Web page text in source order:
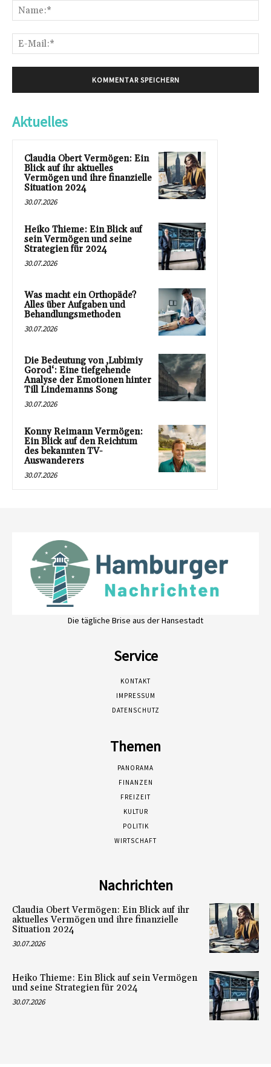
Aktuelles
Claudia Obert Vermögen: Ein
Blick auf ihr aktuelles
Vermögen und ihre finanzielle
Situation 2024
30.07.2026
Heiko Thieme: Ein Blick auf
sein Vermögen und seine
Strategien für 2024
30.07.2026
Was macht ein Orthopäde?
Alles über Aufgaben und
Behandlungsmethoden
30.07.2026
Die Bedeutung von ‚Lubimiy
Gorod‘: Eine tiefgehende
Analyse der Emotionen hinter
Till Lindemanns Song
30.07.2026
Konny Reimann Vermögen:
Ein Blick auf den Reichtum
des bekannten TV-
Auswanderers
30.07.2026
Die tägliche Brise aus der Hansestadt
Service
KONTAKT
IMPRESSUM
DATENSCHUTZ
Themen
PANORAMA
FINANZEN
FREIZEIT
KULTUR
POLITIK
WIRTSCHAFT
Nachrichten
Claudia Obert Vermögen: Ein Blick auf ihr
aktuelles Vermögen und ihre finanzielle
Situation 2024
30.07.2026
Heiko Thieme: Ein Blick auf sein Vermögen
und seine Strategien für 2024
30.07.2026